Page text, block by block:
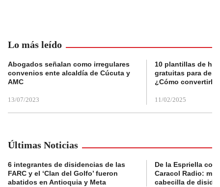
Lo más leído
Abogados señalan como irregulares
convenios ente alcaldía de Cúcuta y
AMC
13/07/2023
10 plantillas de
gratuitas para
¿Cómo convertirla
11/02/2025
Últimas Noticias
6 integrantes de disidencias de las
FARC y el ‘Clan del Golfo’ fueron
abatidos en Antioquia y Meta
De la Espriella
Caracol Radio:
cabecilla de